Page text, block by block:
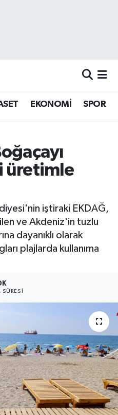
EKONOMİ SPOR
üretimle
iştiraki EKDAĞ,
ve Akdeniz'in tuzlu
dayanıklı olarak
plajlarda kullanıma
Haritası